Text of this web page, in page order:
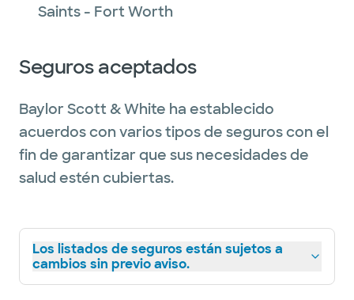
Saints - Fort Worth
Seguros aceptados
Baylor Scott & White ha establecido
acuerdos con varios tipos de seguros con el
fin de garantizar que sus necesidades de
salud estén cubiertas.
Los listados de seguros están sujetos a
cambios sin previo aviso.